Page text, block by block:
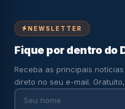
NEWSLETTER
Fique por dentro do
Receba as principais
direto no seu e-mail.